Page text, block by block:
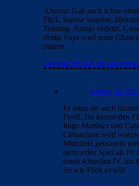
Absolut. Gab auch schon
Flick, suprise surprise,
Training. Araújo verletzt,
denke Faye wird seine
nutzen.
Loggen Sie sich ein, um
sebone 16. Juli
Er muss sie auch
Profil. Du kannst den
Inigo Martínez und
Christensen wird
Mittelfeld gebraucht
nicht jedes Spiel als IV
einen schnellen IV, um
So wie Flick es will